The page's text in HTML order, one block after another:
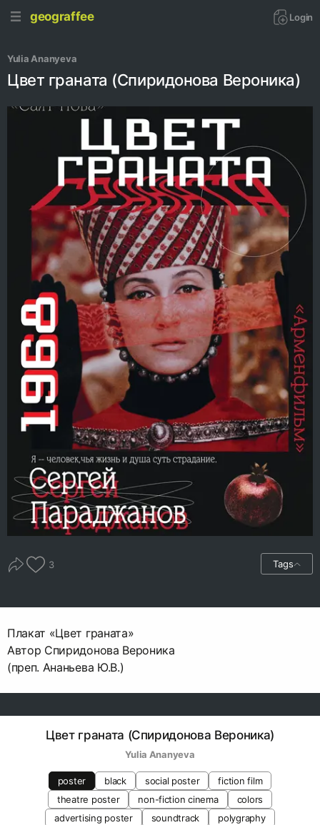
geograffee Login
Yulia Ananyeva
Цвет граната (Спиридонова Вероника)
3 Tags
Плакат «Цвет граната»
Автор Спиридонова Вероника
(преп. Ананьева Ю.В.)
Цвет граната (Спиридонова Вероника)
Yulia Ananyeva
poster black social poster
fiction film
theatre poster
non-fiction cinema
colors
advertising poster
soundtrack
polygraphy